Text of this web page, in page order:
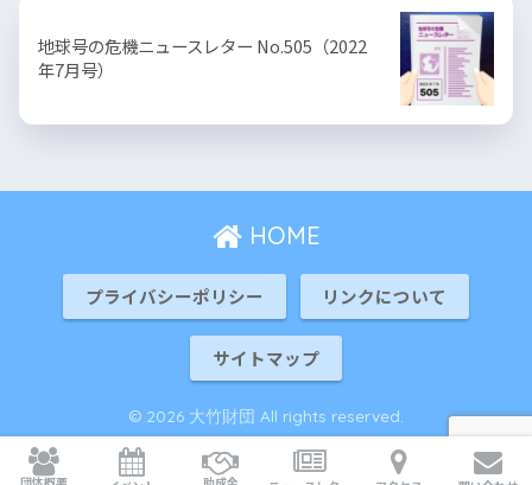
地球号の危機ニュースレター No.505（2022
年7月号）
HOME
プライバシーポリシー リンクについて
サイトマップ
© 2026 大竹財団 All rights reserved.